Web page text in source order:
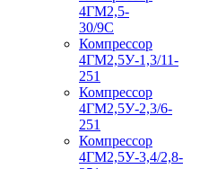
4ГМ2,5-
30/9С
Компрессор
4ГМ2,5У-1,3/11-
251
Компрессор
4ГМ2,5У-2,3/6-
251
Компрессор
4ГМ2,5У-3,4/2,8-